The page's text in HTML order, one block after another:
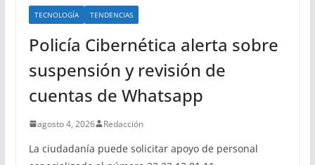
TECNOLOGÍA TENDENCIAS
Policía Cibernética alerta sobre
suspensión y revisión de
cuentas de Whatsapp
agosto 4, 2026 Redacción
La ciudadanía puede solicitar apoyo de personal